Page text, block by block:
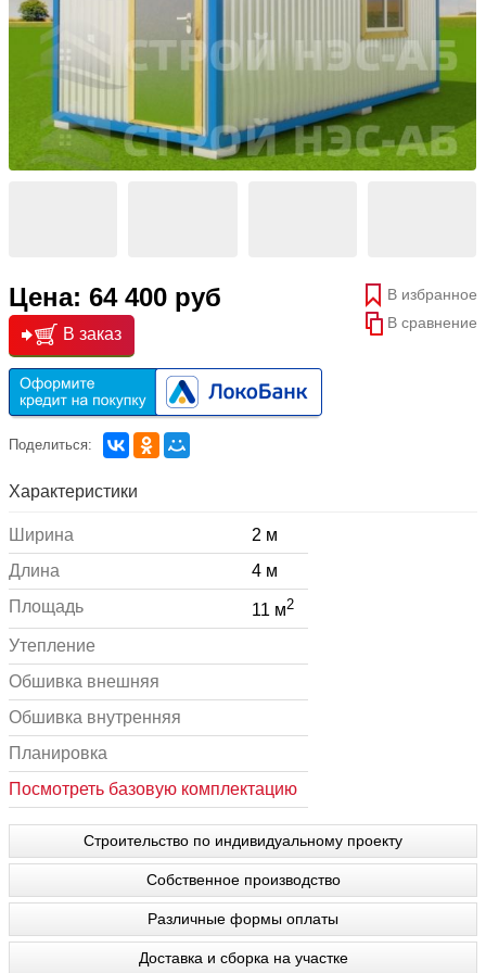
Цена: 64 400 руб
В избранное
В сравнение
В заказ
Поделиться:
Характеристики
Ширина
2 м
Длина
4 м
Площадь
11 м2
Утепление
Обшивка внешняя
Обшивка внутренняя
Планировка
Посмотреть базовую комплектацию
Строительство по индивидуальному проекту
Собственное производство
Различные формы оплаты
Доставка и сборка на участке